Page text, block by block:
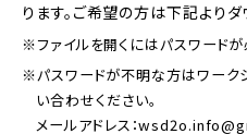
ります。ご希望の方は下記よりダ
※ファイルを開くにはパスワードが
※パスワードが不明な方はワーク
い合わせください。
メールアドレス：